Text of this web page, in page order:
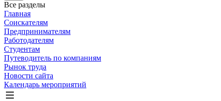
Все разделы
Главная
Соискателям
Предпринимателям
Работодателям
Студентам
Путеводитель по компаниям
Рынок труда
Новости сайта
Календарь мероприятий